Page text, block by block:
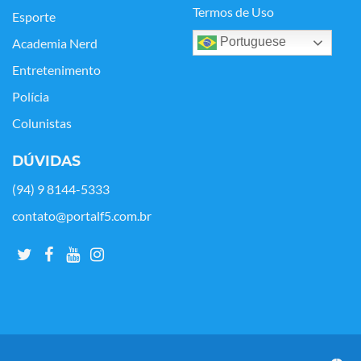
Esporte
Academia Nerd
Entretenimento
Polícia
Colunistas
Termos de Uso
Portuguese
DÚVIDAS
(94) 9 8144-5333
contato@portalf5.com.br